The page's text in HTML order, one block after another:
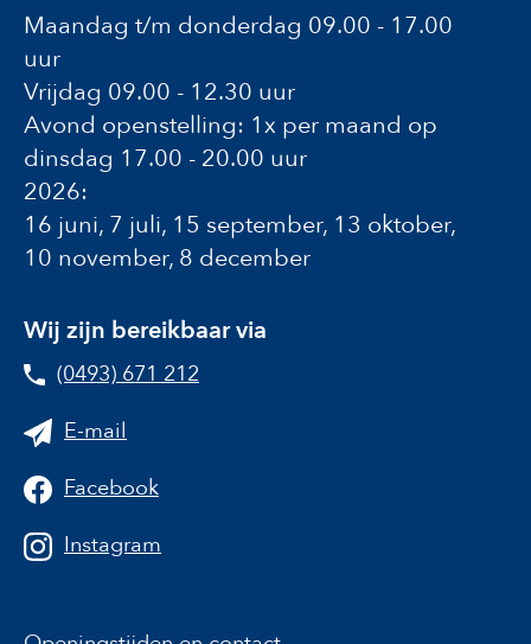
Maandag t/m donderdag 09.00 - 17.00
uur
Vrijdag 09.00 - 12.30 uur
Avond openstelling: 1x per maand op
dinsdag 17.00 - 20.00 uur
2026:
16 juni, 7 juli, 15 september, 13 oktober,
10 november, 8 december
Wij zijn bereikbaar via
(0493) 671 212
E-mail
Facebook
Instagram